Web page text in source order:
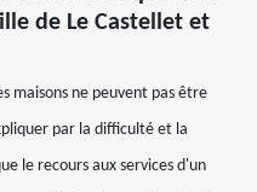
de Le Castellet et
maisons ne peuvent pas être
par la difficulté et la
le recours aux services d'un